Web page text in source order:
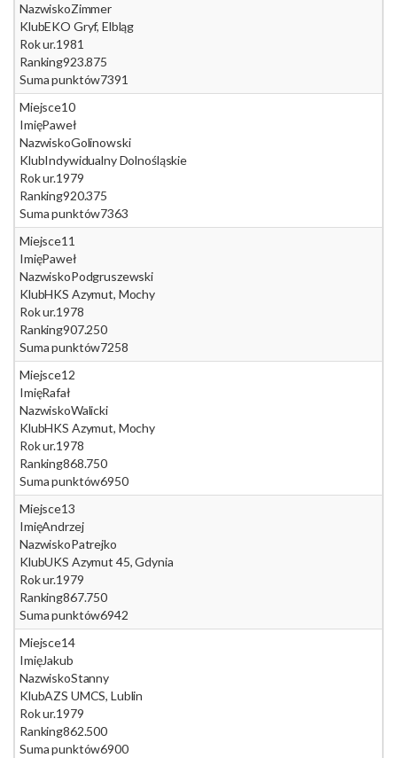
NazwiskoZimmer
KlubEKO Gryf, Elbląg
Rok ur.1981
Ranking923.875
Suma punktów7391
Miejsce10
ImięPaweł
NazwiskoGolinowski
KlubIndywidualny Dolnośląskie
Rok ur.1979
Ranking920.375
Suma punktów7363
Miejsce11
ImięPaweł
NazwiskoPodgruszewski
KlubHKS Azymut, Mochy
Rok ur.1978
Ranking907.250
Suma punktów7258
Miejsce12
ImięRafał
NazwiskoWalicki
KlubHKS Azymut, Mochy
Rok ur.1978
Ranking868.750
Suma punktów6950
Miejsce13
ImięAndrzej
NazwiskoPatrejko
KlubUKS Azymut 45, Gdynia
Rok ur.1979
Ranking867.750
Suma punktów6942
Miejsce14
ImięJakub
NazwiskoStanny
KlubAZS UMCS, Lublin
Rok ur.1979
Ranking862.500
Suma punktów6900